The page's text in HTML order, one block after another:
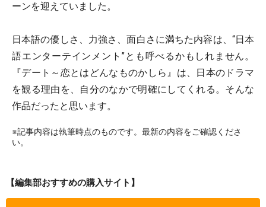
ーンを迎えていました。
日本語の優しさ、力強さ、面白さに満ちた内容は、“日本
語エンターテインメント”とも呼べるかもしれません。
『デート～恋とはどんなものかしら』は、日本のドラマ
を観る理由を、自分のなかで明確にしてくれる。そんな
作品だったと思います。
※記事内容は執筆時点のものです。最新の内容をご確認くださ
い。
【編集部おすすめの購入サイト】